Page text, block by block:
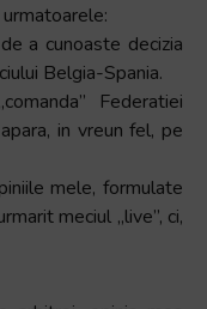
a cunoaste decizia
Belgia-Spania.
Federatiei
in vreun fel, pe
mele, formulate
meciul „live”, ci,